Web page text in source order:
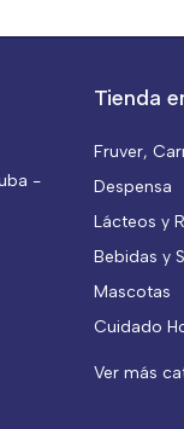
-
Tienda
Fruver,
Despensa
Lácteos y
Bebidas y
Mascotas
Cuidado
Ver más